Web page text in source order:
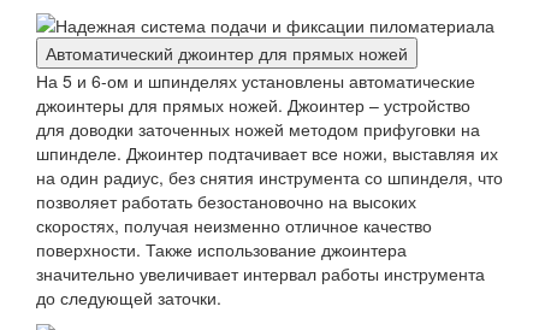
Автоматический джоинтер для прямых ножей
На 5 и 6-ом и шпинделях установлены автоматические
джоинтеры для прямых ножей. Джоинтер – устройство
для доводки заточенных ножей методом прифуговки на
шпинделе. Джоинтер подтачивает все ножи, выставляя их
на один радиус, без снятия инструмента со шпинделя, что
позволяет работать безостановочно на высоких
скоростях, получая неизменно отличное качество
поверхности. Также использование джоинтера
значительно увеличивает интервал работы инструмента
до следующей заточки.